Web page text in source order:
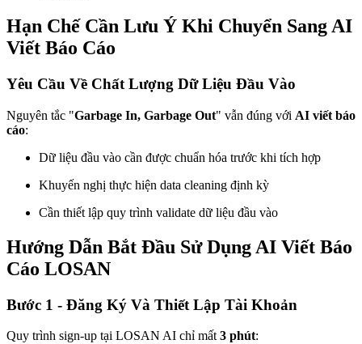
Hạn Chế Cần Lưu Ý Khi Chuyển Sang AI
Viết Báo Cáo
Yêu Cầu Về Chất Lượng Dữ Liệu Đầu Vào
Nguyên tắc "Garbage In, Garbage Out" vẫn đúng với AI viết báo
cáo:
Dữ liệu đầu vào cần được chuẩn hóa trước khi tích hợp
Khuyến nghị thực hiện data cleaning định kỳ
Cần thiết lập quy trình validate dữ liệu đầu vào
Hướng Dẫn Bắt Đầu Sử Dụng AI Viết Báo
Cáo LOSAN
Bước 1 - Đăng Ký Và Thiết Lập Tài Khoản
Quy trình sign-up tại LOSAN AI chỉ mất3 phút: